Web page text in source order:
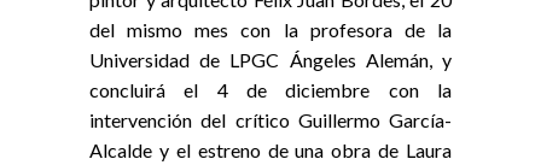
del mismo mes con la profesora de la
Universidad de LPGC Ángeles Alemán, y
concluirá el 4 de diciembre con la
intervención del crítico Guillermo García-
Alcalde y el estreno de una obra de Laura